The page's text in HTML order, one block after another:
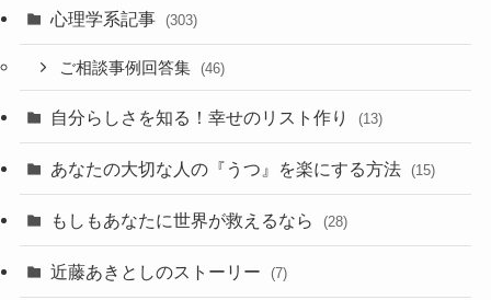
心理学系記事 (303)
ご相談事例回答集 (46)
自分らしさを知る！幸せのリスト作り (13)
あなたの大切な人の『うつ』を楽にする方法 (15)
もしもあなたに世界が救えるなら (28)
近藤あきとしのストーリー (7)